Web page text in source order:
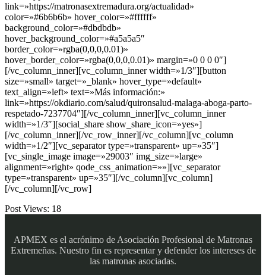
link=»https://matronasextremadura.org/actualidad»
color=»#6b6b6b» hover_color=»#ffffff»
background_color=»#dbdbdb»
hover_background_color=»#a5a5a5″
border_color=»rgba(0,0,0,0.01)»
hover_border_color=»rgba(0,0,0,0.01)» margin=»0 0 0 0″]
[/vc_column_inner][vc_column_inner width=»1/3″][button
size=»small» target=»_blank» hover_type=»default»
text_align=»left» text=»Más información:»
link=»https://okdiario.com/salud/quironsalud-malaga-aboga-parto-
respetado-7237704″][/vc_column_inner][vc_column_inner
width=»1/3″][social_share show_share_icon=»yes»]
[/vc_column_inner][/vc_row_inner][/vc_column][vc_column
width=»1/2″][vc_separator type=»transparent» up=»35″]
[vc_single_image image=»29003″ img_size=»large»
alignment=»right» qode_css_animation=»»][vc_separator
type=»transparent» up=»35″][/vc_column][vc_column]
[/vc_column][/vc_row]
Post Views: 18
APMEX es el acrónimo de Asociación Profesional de Matronas
Extremeñas. Nuestro fin es representar y defender los intereses de
las matronas asociadas.